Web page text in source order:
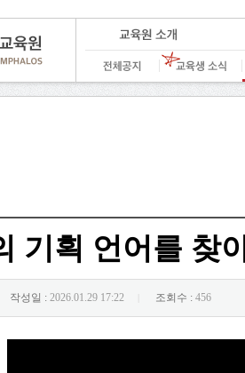
기획 언어를 찾
작성일 : 2026.01.29 17:22 조회수 : 456